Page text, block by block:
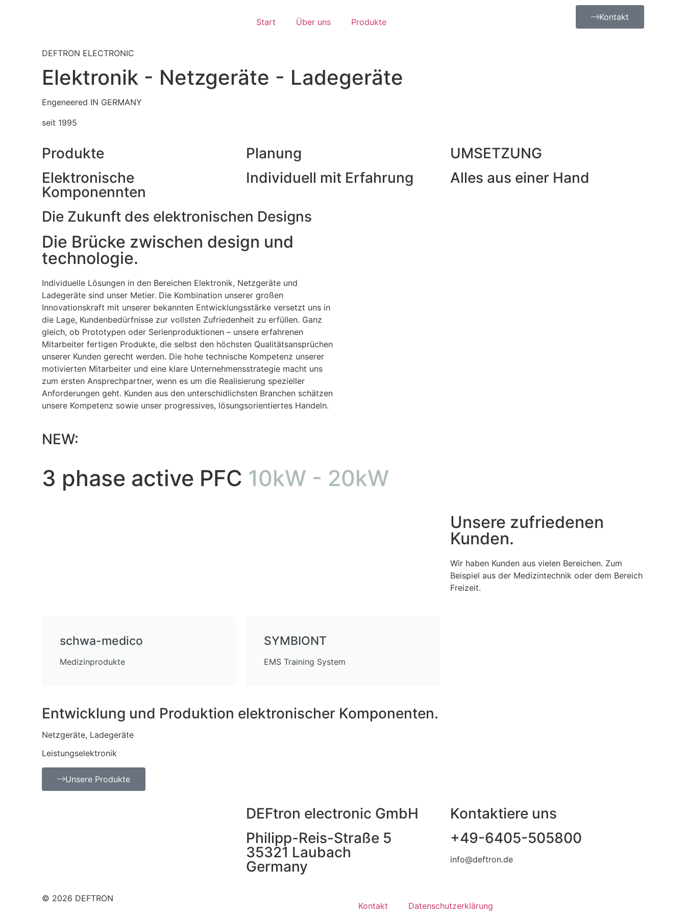
Start Über uns Produkte Kontakt
DEFTRON ELECTRONIC
Elektronik - Netzgeräte - Ladegeräte
Engeneered IN GERMANY
seit 1995
Produkte
Elektronische
Komponennten
Planung
Individuell mit Erfahrung
UMSETZUNG
Alles aus einer Hand
Die Zukunft des elektronischen Designs
Die Brücke zwischen design und
technologie.
Individuelle Lösungen in den Bereichen Elektronik, Netzgeräte und
Ladegeräte sind unser Metier. Die Kombination unserer großen
Innovationskraft mit unserer bekannten Entwicklungs­stärke versetzt uns in
die Lage, Kundenbedürfnisse zur vollsten Zufriedenheit zu erfüllen. Ganz
gleich, ob Prototypen oder Serien­pro­duktionen – unsere erfahrenen
Mitarbeiter fertigen Produkte, die selbst den höchsten Qualitätsansprüchen
unserer Kunden gerecht werden. Die hohe technische Kompetenz unserer
motivierten Mitarbeiter und eine klare Unternehmensstrategie macht uns
zum ersten Ansprechpartner, wenn es um die Realisierung spezieller
Anforderungen geht. Kunden aus den unterschidlichsten Branchen schätzen
unsere Kompetenz sowie unser progressives, lösungsorientiertes Handeln.
NEW:
3 phase active PFC 10kW - 20kW
schwa-medico
Medizinprodukte
SYMBIONT
EMS Training System
Unsere zufriedenen
Kunden.
Wir haben Kunden aus vielen Bereichen. Zum
Beispiel aus der Medizintechnik oder dem Bereich
Freizeit.
Entwicklung und Produktion elektronischer Komponenten.
Netzgeräte, Ladegeräte
Leistungselektronik
Unsere Produkte
DEFtron electronic GmbH
Philipp-Reis-Straße 5
35321 Laubach
Germany
Kontaktiere uns
+49-6405-505800
info@deftron.de
© 2026 DEFTRON
Kontakt Datenschutzerklärung